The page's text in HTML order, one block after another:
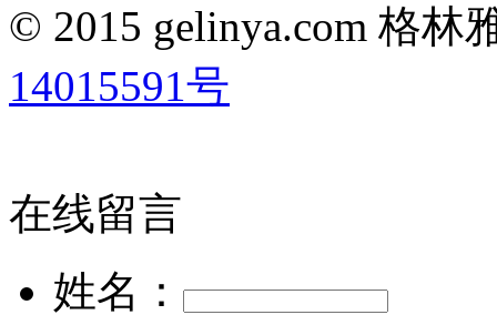
© 2015 gelinya.com 格
14015591号
在线留言
姓名：